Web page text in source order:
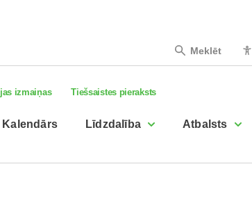
Meklēt
izmaiņas Tiešsaistes pieraksts
Kalendārs Līdzdalība Atbalsts